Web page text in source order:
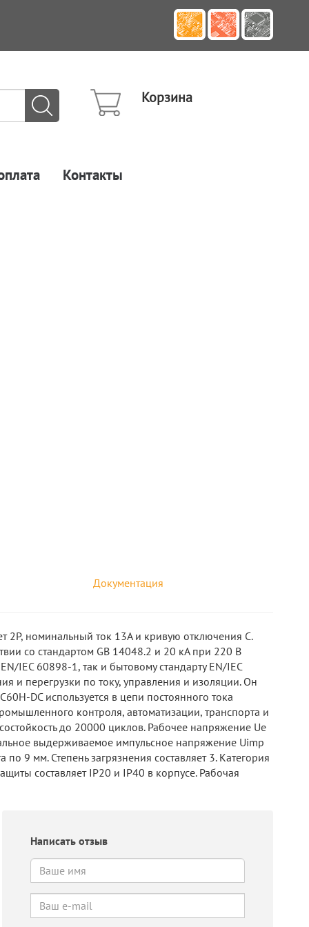
Корзина
Контакты
Документация
2P, номинальный ток 13A и кривую отключения C.
со стандартом GB 14048.2 и 20 кА при 220 В
IEC 60898-1, так и бытовому стандарту EN/IEC
и перегрузки по току, управления и изоляции. Он
DC используется в цепи постоянного тока
контроля, автоматизации, транспорта и
до 20000 циклов. Рабочее напряжение Ue
выдерживаемое импульсное напряжение Uimp
9 мм. Степень загрязнения составляет 3. Категория
составляет IP20 и IP40 в корпусе. Рабочая
Написать отзыв